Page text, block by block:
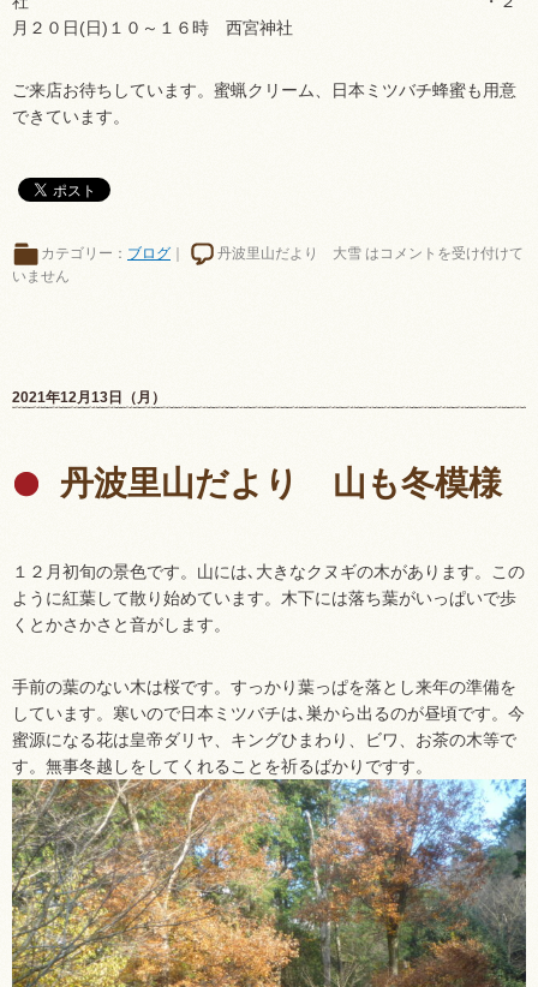
月２０日(日)１０～１６時 西宮神社
ご来店お待ちしています。蜜蝋クリーム、日本ミツバチ蜂蜜も用意
できています。
カテゴリー： ブログ 丹波里山だより 大雪 は コメントを受け付けて
いません
2021年12月13日（月）
丹波里山だより 山も冬模様
１２月初旬の景色です。山には､大きなクヌギの木があります。この
ように紅葉して散り始めています。木下には落ち葉がいっぱいで歩
くとかさかさと音がします。
手前の葉のない木は桜です。すっかり葉っぱを落とし来年の準備を
しています。寒いので日本ミツバチは､巣から出るのが昼頃です。今
蜜源になる花は皇帝ダリヤ、キングひまわり、ビワ、お茶の木等で
す。無事冬越しをしてくれることを祈るばかりですす。